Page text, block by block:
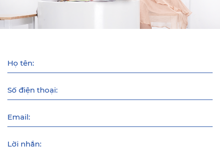
Họ tên:
Số điện thoại:
Email:
Lời nhắn: